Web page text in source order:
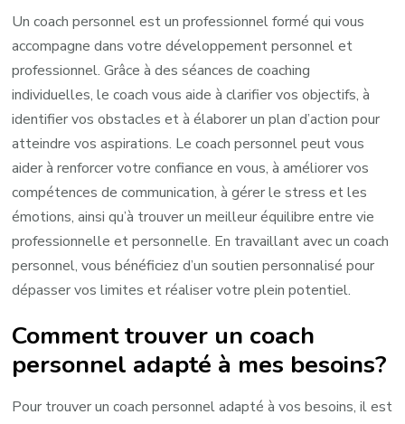
Un coach personnel est un professionnel formé qui vous
accompagne dans votre développement personnel et
professionnel. Grâce à des séances de coaching
individuelles, le coach vous aide à clarifier vos objectifs, à
identifier vos obstacles et à élaborer un plan d’action pour
atteindre vos aspirations. Le coach personnel peut vous
aider à renforcer votre confiance en vous, à améliorer vos
compétences de communication, à gérer le stress et les
émotions, ainsi qu’à trouver un meilleur équilibre entre vie
professionnelle et personnelle. En travaillant avec un coach
personnel, vous bénéficiez d’un soutien personnalisé pour
dépasser vos limites et réaliser votre plein potentiel.
Comment trouver un coach
personnel adapté à mes besoins?
Pour trouver un coach personnel adapté à vos besoins, il est